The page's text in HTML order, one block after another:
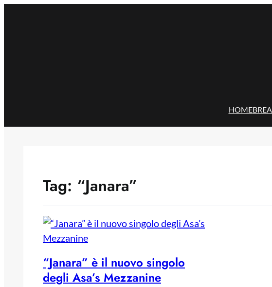
HOME
Tag: “Janara”
“Janara” è il nuovo singolo
degli Asa’s Mezzanine